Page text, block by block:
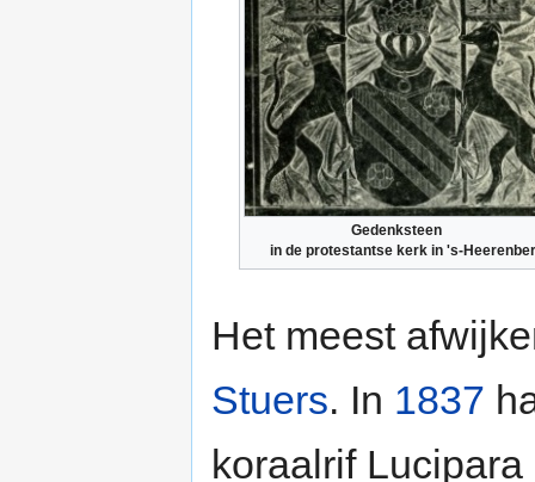
Gedenksteen
in de protestantse kerk in 's-
Het meest
Stuers. In 1837
koraalrif